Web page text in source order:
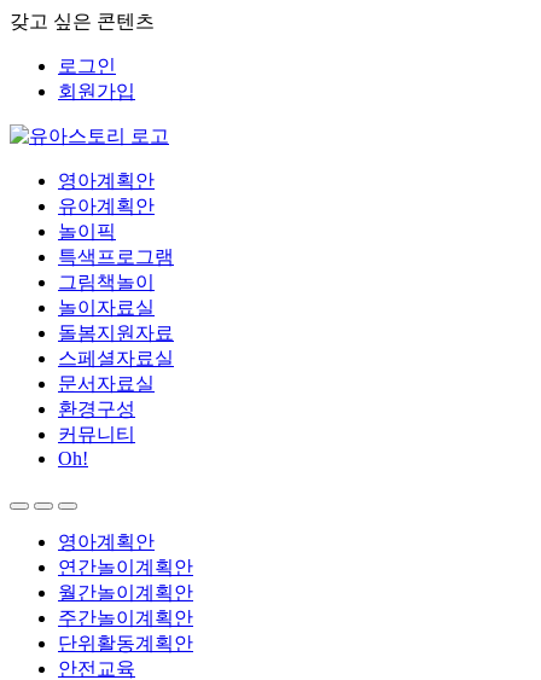
갖고 싶은 콘텐츠
로그인
회원가입
영아계획안
유아계획안
놀이픽
특색프로그램
그림책놀이
놀이자료실
돌봄지원자료
스페셜자료실
문서자료실
환경구성
커뮤니티
Oh!
영아계획안
연간놀이계획안
월간놀이계획안
주간놀이계획안
단위활동계획안
안전교육